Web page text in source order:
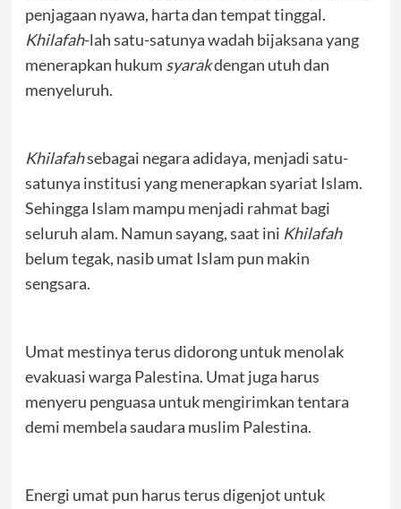
penjagaan nyawa, harta dan tempat tinggal.
Khilafah-lah satu-satunya wadah bijaksana yang
menerapkan hukum syarakdengan utuh dan
menyeluruh.
Khilafahsebagai negara adidaya, menjadi satu-
satunya institusi yang menerapkan syariat Islam.
Sehingga Islam mampu menjadi rahmat bagi
seluruh alam. Namun sayang, saat ini Khilafah
belum tegak, nasib umat Islam pun makin
sengsara.
Umat mestinya terus didorong untuk menolak
evakuasi warga Palestina. Umat juga harus
menyeru penguasa untuk mengirimkan tentara
demi membela saudara muslim Palestina.
Energi umat pun harus terus digenjot untuk